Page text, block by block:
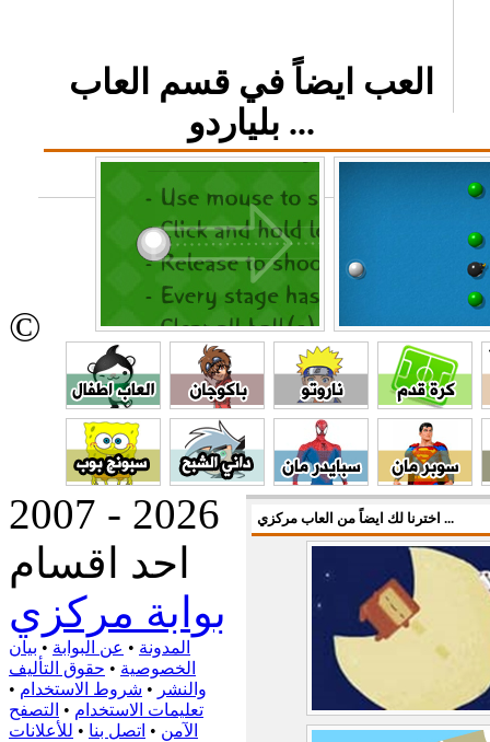
العب ايضاً في قسم العاب
بلياردو ...
اخترنا لك ايضاً من العاب مركزي ...
©
2007 - 2026
احد اقسام
بوابة مركزي
المدونة • عن البوابة • بيان
الخصوصية • حقوق التأليف
والنشر • شروط الاستخدام •
تعليمات الاستخدام • التصفح
الآمن • اتصل بنا • للأعلانات